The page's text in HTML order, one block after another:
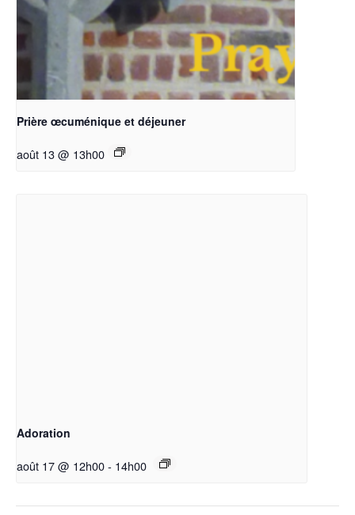
Prière œcuménique et déjeuner
août 13 @ 13h00
Adoration
août 17 @ 12h00- 14h00